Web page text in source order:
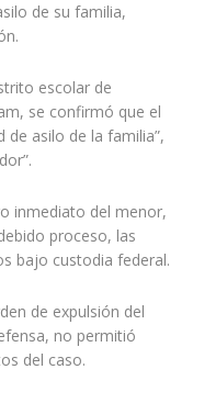
de su familia,
escolar de
se confirmó que el
de asilo de la familia”,
inmediato del menor,
proceso, las
bajo custodia federal.
de expulsión del
no permitió
del caso.